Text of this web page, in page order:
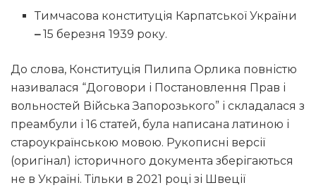
Тимчасова конституція Карпатської України
–15 березня 1939 року.
До слова, Конституція Пилипа Орлика повністю
називалася “Договори і Постановлення Прав і
вольностей Війська Запорозького” і складалася з
преамбули і 16 статей, була написана латиною і
староукраїнською мовою. Рукописні версії
(оригінал) історичного документа зберігаються
не в Україні. Тільки в 2021 році зі Швеції